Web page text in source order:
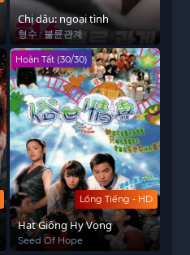
Chị dâu: ngoại tình
형수 : 불륜관계
Lồng Tiếng - HD
Hoàn Tất (30/30)
Hạt Giống Hy Vọng
Seed Of Hope